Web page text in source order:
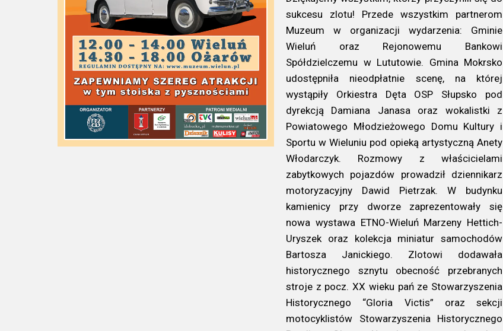
sukcesu zlotu! Przede wszystkim partnerom
Muzeum w organizacji wydarzenia: Gminie
Wieluń oraz Rejonowemu Bankowi
Spółdzielczemu w Lututowie. Gmina Mokrsko
udostępniła nieodpłatnie scenę, na której
wystąpiły Orkiestra Dęta OSP Słupsko pod
dyrekcją Damiana Janasa oraz wokalistki z
Powiatowego Młodzieżowego Domu Kultury i
Sportu w Wieluniu pod opieką artystyczną Anety
Włodarczyk. Rozmowy z właścicielami
zabytkowych pojazdów prowadził dziennikarz
motoryzacyjny Dawid Pietrzak. W budynku
kamienicy przy dworze zaprezentowały się
nowa wystawa ETNO-Wieluń Marzeny Hettich-
Uryszek oraz kolekcja miniatur samochodów
Bartosza Janickiego. Zlotowi dodawała
historycznego sznytu obecność przebranych
stroje z pocz. XX wieku pań ze Stowarzyszenia
Historycznego “Gloria Victis” oraz sekcji
motocyklistów Stowarzyszenia Historycznego